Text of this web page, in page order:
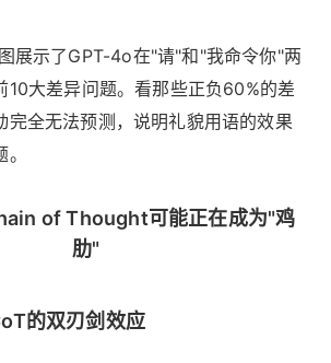
展示了GPT-4o在"请"和"我命令你"两
10大差异问题。看那些正负60%的差
完全无法预测，说明礼貌用语的效果
of Thought可能正在成为"鸡
肋"
的双刃剑效应